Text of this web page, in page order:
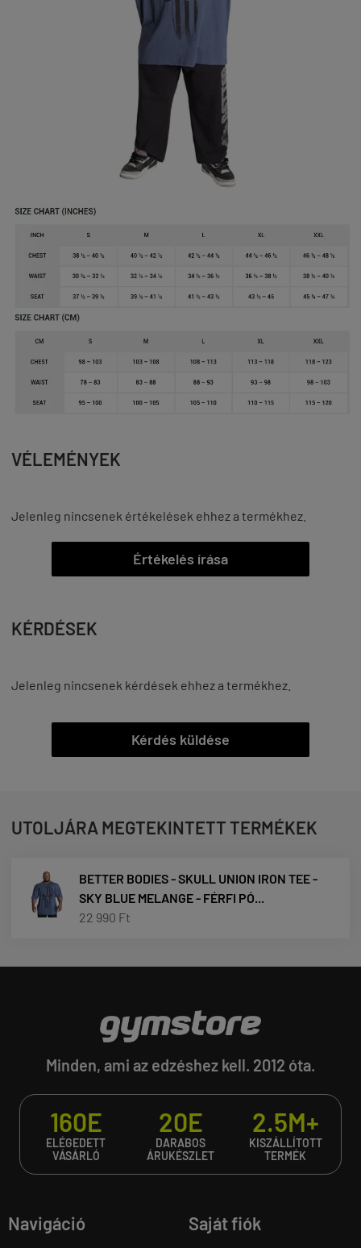
VÉLEMÉNYEK
Jelenleg nincsenek értékelések ehhez a termékhez.
Értékelés írása
KÉRDÉSEK
Jelenleg nincsenek kérdések ehhez a termékhez.
Kérdés küldése
UTOLJÁRA MEGTEKINTETT TERMÉKEK
BETTER BODIES - SKULL UNION IRON TEE -
SKY BLUE MELANGE - FÉRFI PÓ...
22 990 Ft
Minden, ami az edzéshez kell. 2012 óta.
160E
ELÉGEDETT
VÁSÁRLÓ
20E
DARABOS
ÁRUKÉSZLET
2.5M+
KISZÁLLÍTOTT
TERMÉK
Navigáció Saját fiók